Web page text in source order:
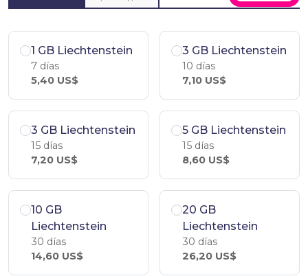
1 GB Liechtenstein
7 días
5,40 US$
3 GB Liechtenstein
10 días
7,10 US$
3 GB Liechtenstein
15 días
7,20 US$
5 GB Liechtenstein
15 días
8,60 US$
10 GB
Liechtenstein
30 días
14,60 US$
20 GB
Liechtenstein
30 días
26,20 US$